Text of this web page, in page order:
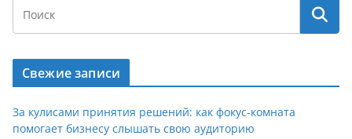
Свежие записи
За кулисами принятия решений: как фокус-комната
помогает бизнесу слышать свою аудиторию